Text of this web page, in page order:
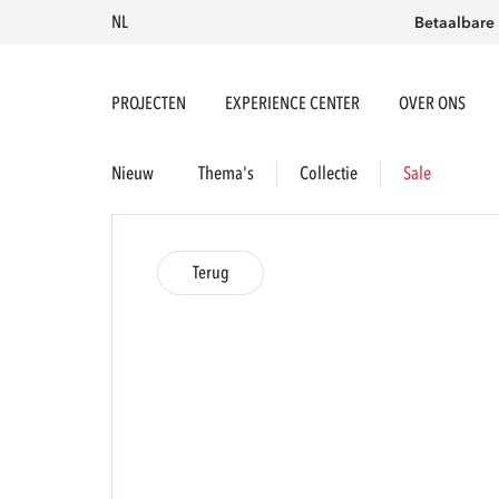
NL Betaalbare
PROJECTEN EXPERIENCE CENTER OVER ONS
Nieuw Thema's Collectie Sale
Terug